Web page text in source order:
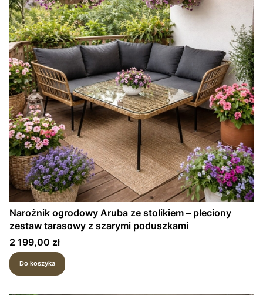
Narożnik ogrodowy Aruba ze stolikiem – pleciony
zestaw tarasowy z szarymi poduszkami
Cena
2 199,00 zł
Do koszyka